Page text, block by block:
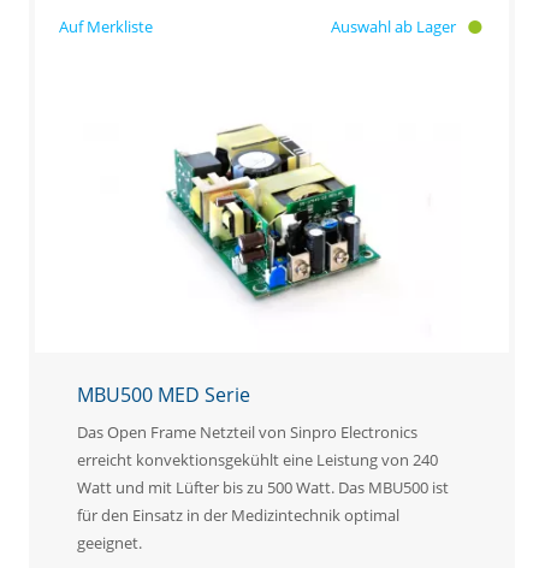
Auswahl ab Lager
MBU500 MED Serie
Das Open Frame Netzteil von Sinpro Electronics
erreicht konvektionsgekühlt eine Leistung von 240
Watt und mit Lüfter bis zu 500 Watt. Das MBU500 ist
für den Einsatz in der Medizintechnik optimal
geeignet.